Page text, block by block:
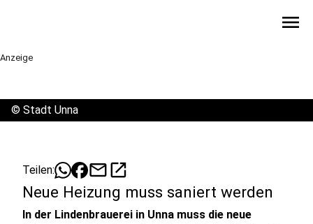
menu
Anzeige
© Stadt Unna
Teilen: mailopen_in_new
Neue Heizung muss saniert werden
In der Lindenbrauerei in Unna muss die neue